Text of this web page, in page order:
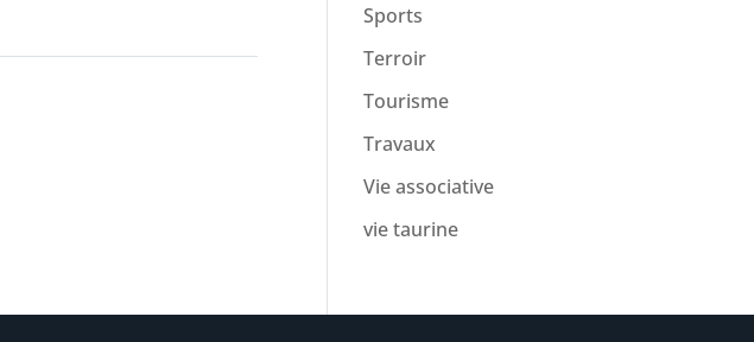
Sports
Terroir
Tourisme
Travaux
Vie associative
vie taurine